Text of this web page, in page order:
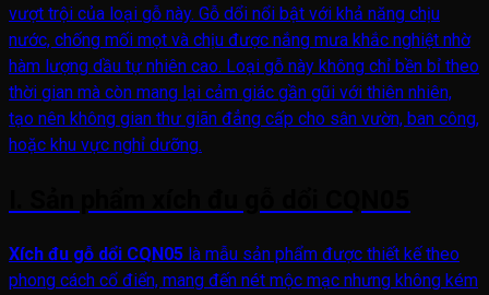
vượt trội của loại gỗ này. Gỗ dổi nổi bật với khả năng chịu
nước, chống mối mọt và chịu được nắng mưa khắc nghiệt nhờ
hàm lượng dầu tự nhiên cao. Loại gỗ này không chỉ bền bỉ theo
thời gian mà còn mang lại cảm giác gần gũi với thiên nhiên,
tạo nên không gian thư giãn đẳng cấp cho sân vườn, ban công,
hoặc khu vực nghỉ dưỡng.
Xích đu gỗ dổi CQN05 là mẫu sản phẩm được thiết kế theo
phong cách cổ điển, mang đến nét mộc mạc nhưng không kém